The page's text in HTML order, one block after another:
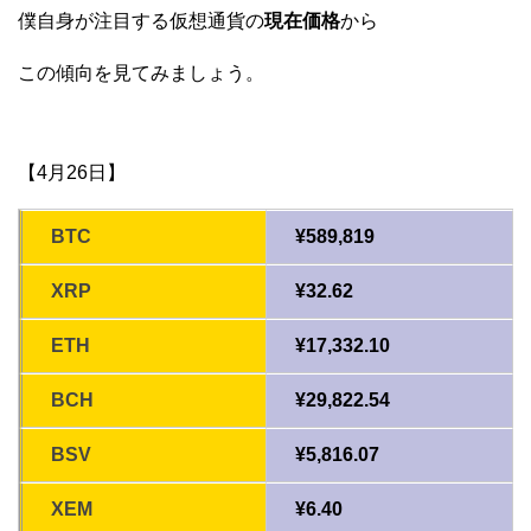
僕自身が注目する仮想通貨の現在価格から
この傾向を見てみましょう。
【4月26日】
BTC ¥589,819
XRP ¥32.62
ETH ¥17,332.10
BCH ¥29,822.54
BSV ¥5,816.07
XEM ¥6.40